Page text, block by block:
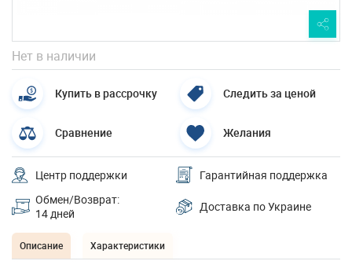
Нет в наличии
Купить в рассрочку Следить за ценой
Сравнение Желания
Центр поддержки
Гарантийная поддержка
Обмен/Возврат:
14 дней
Доставка по Украине
Описание Характеристики